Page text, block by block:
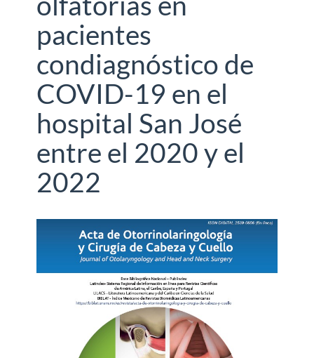
pacientes
condiagnóstico de
COVID-19 en el
hospital San José
entre el 2020 y el
2022
Barra
lateral
del
artículo